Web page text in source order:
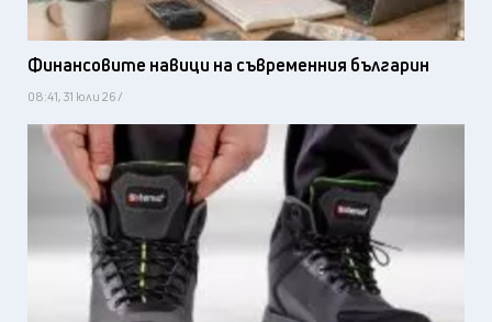
Финансовите навици на съвременния българин
08:41, 31 юли 26 /